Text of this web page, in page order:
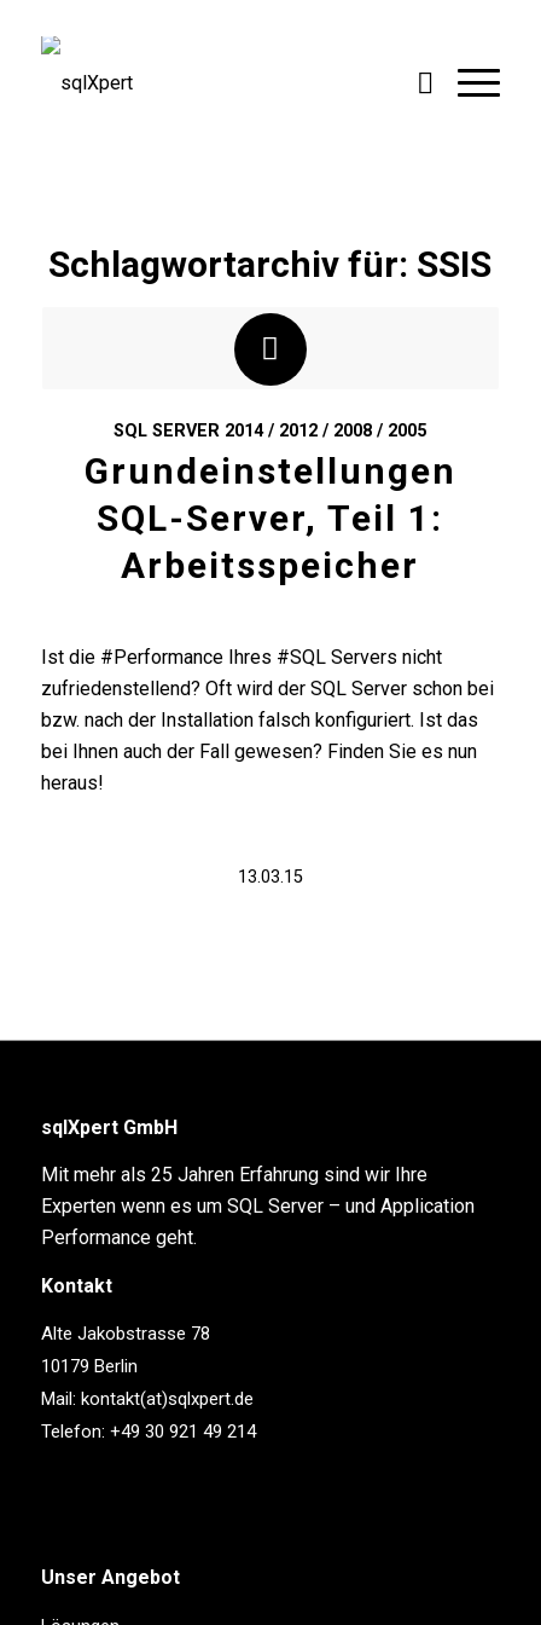
Schlagwortarchiv für: SSIS
SQL SERVER 2014 / 2012 / 2008 / 2005
Grundeinstellungen
SQL-Server, Teil 1:
Arbeitsspeicher
Ist die #Performance Ihres #SQL Servers nicht
zufriedenstellend? Oft wird der SQL Server schon bei
bzw. nach der Installation falsch konfiguriert. Ist das
bei Ihnen auch der Fall gewesen? Finden Sie es nun
heraus!
13.03.15
sqlXpert GmbH
Mit mehr als 25 Jahren Erfahrung sind wir Ihre
Experten wenn es um SQL Server – und Application
Performance geht.
Kontakt
Alte Jakobstrasse 78
10179 Berlin
Mail: kontakt(at)sqlxpert.de
Telefon: +49 30 921 49 214
Unser Angebot